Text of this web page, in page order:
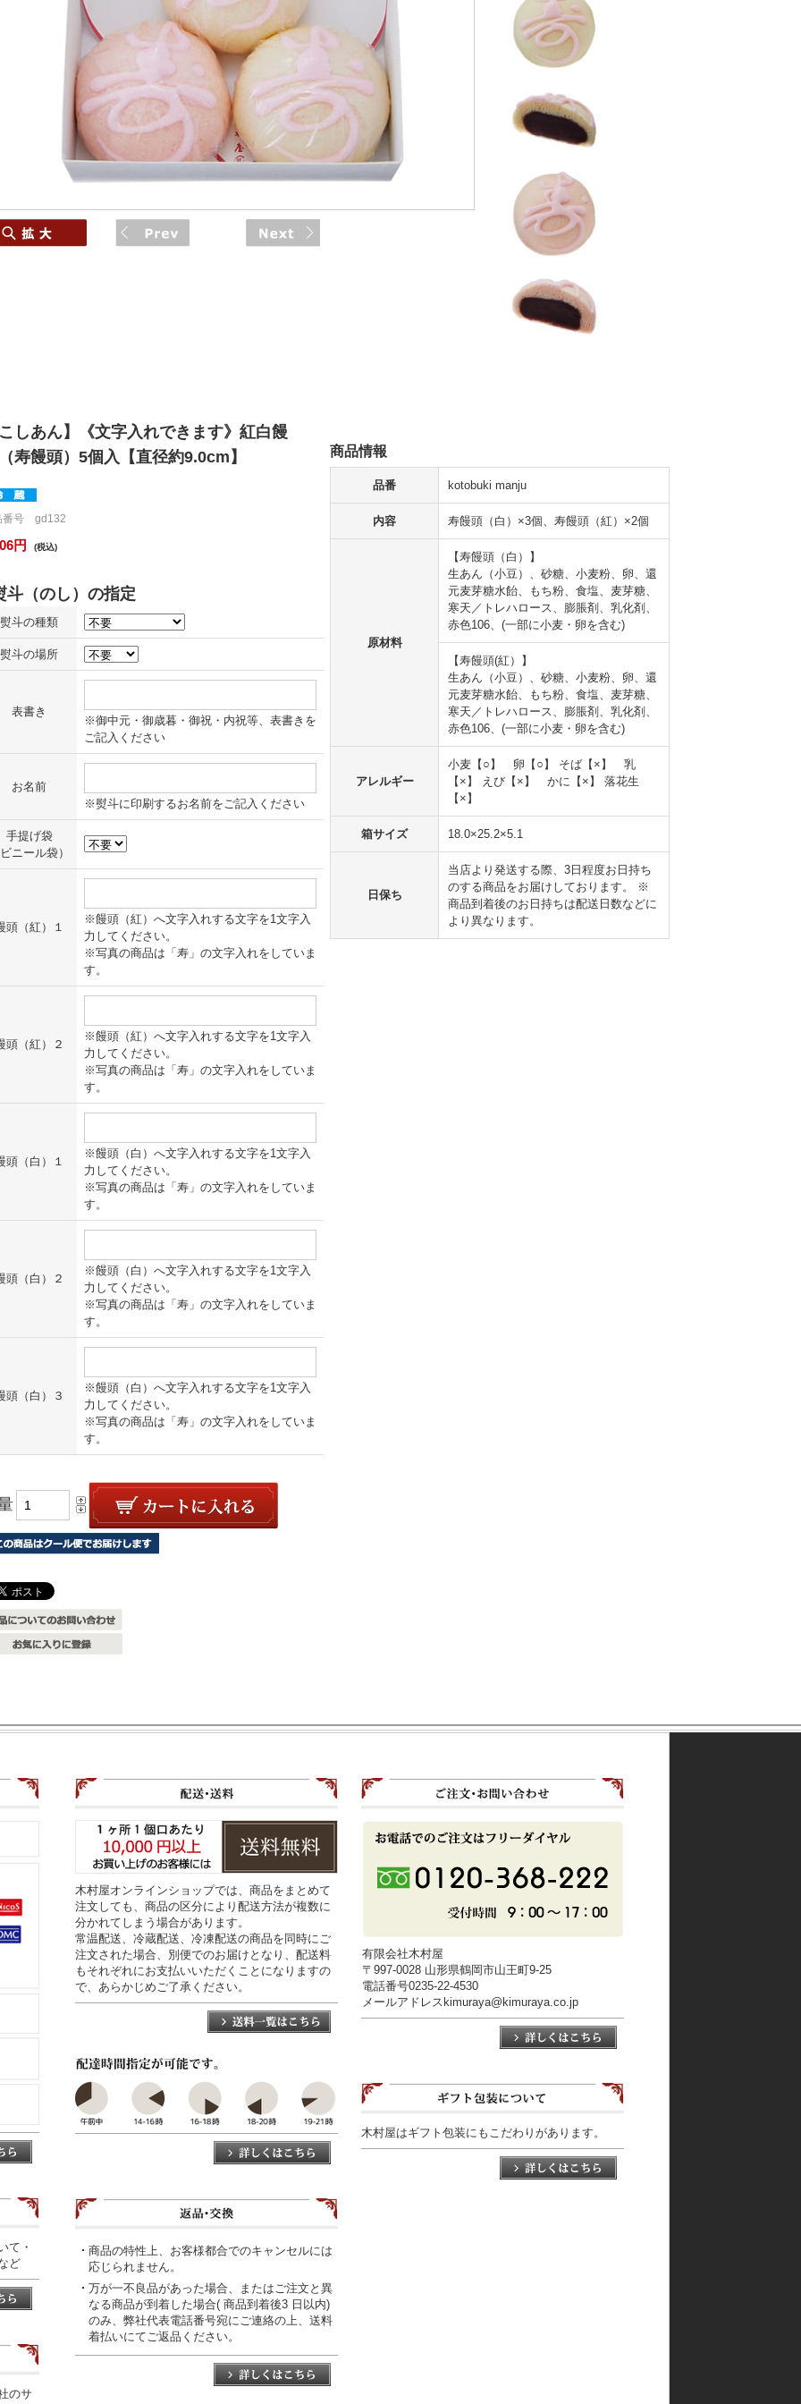
商品情報
品番 kotobuki manju
内容 寿饅頭（白）×3個、寿饅頭（紅）×2個
原材料
【寿饅頭（白）】
生あん（小豆）、砂糖、小麦粉、卵、還
元麦芽糖水飴、もち粉、食塩、麦芽糖、
寒天／トレハロース、膨脹剤、乳化剤、
赤色106、(一部に小麦・卵を含む)
【寿饅頭(紅）】
生あん（小豆）、砂糖、小麦粉、卵、還
元麦芽糖水飴、もち粉、食塩、麦芽糖、
寒天／トレハロース、膨脹剤、乳化剤、
赤色106、(一部に小麦・卵を含む)
アレルギー
小麦【○】 卵【○】 そば【×】 乳
【×】 えび【×】 かに【×】 落花生
【×】
箱サイズ 18.0×25.2×5.1
日保ち
当店より発送する際、3日程度お日持ち
のする商品をお届けしております。 ※
商品到着後のお日持ちは配送日数などに
より異なります。
しあん】《文字入れできます》 紅白饅
寿饅頭）5個入【直径約9.0cm】
番号 gd132
円 (税込)
熨斗の種類
熨斗の場所
表書き
※御中元・御歳暮・御祝・内祝等、表書きを
ご記入ください
お名前
※熨斗に印刷するお名前をご記入ください
手提げ袋
ニール袋）
頭（紅）１
※饅頭（紅）へ文字入れする文字を1文字入
力してください。
※写真の商品は「寿」の文字入れをしていま
す。
頭（紅）２
※饅頭（紅）へ文字入れする文字を1文字入
力してください。
※写真の商品は「寿」の文字入れをしていま
す。
頭（白）１
※饅頭（白）へ文字入れする文字を1文字入
力してください。
※写真の商品は「寿」の文字入れをしていま
す。
頭（白）２
※饅頭（白）へ文字入れする文字を1文字入
力してください。
※写真の商品は「寿」の文字入れをしていま
す。
頭（白）３
※饅頭（白）へ文字入れする文字を1文字入
力してください。
※写真の商品は「寿」の文字入れをしていま
す。
て・
ど
のサ
木村屋オンラインショップでは、商品をまとめて
注文しても、商品の区分により配送方法が複数に
分かれてしまう場合があります。
常温配送、冷蔵配送、冷凍配送の商品を同時にご
注文された場合、別便でのお届けとなり、配送料
もそれぞれにお支払いいただくことになりますの
で、あらかじめご了承ください。
商品の特性上、お客様都合でのキャンセルには
応じられません。
万が一不良品があった場合、またはご注文と異
なる商品が到着した場合( 商品到着後3 日以内)
のみ、弊社代表電話番号宛にご連絡の上、送料
着払いにてご返品ください。
有限会社木村屋
〒997-0028 山形県鶴岡市山王町9-25
電話番号0235-22-4530
メールアドレスkimuraya@kimuraya.co.jp
木村屋はギフト包装にもこだわりがあります。